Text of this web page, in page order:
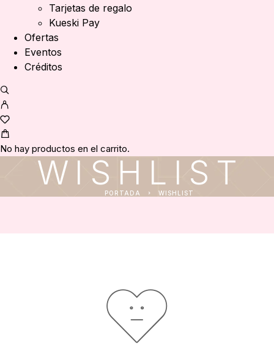
Tarjetas de regalo
Kueski Pay
Ofertas
Eventos
Créditos
No hay productos en el carrito.
WISHLIST
PORTADA WISHLIST